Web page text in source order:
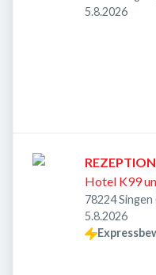
Veröffentlicht
5.8.2026
Hotel K99
78224
Veröffentlicht
5.8.2026